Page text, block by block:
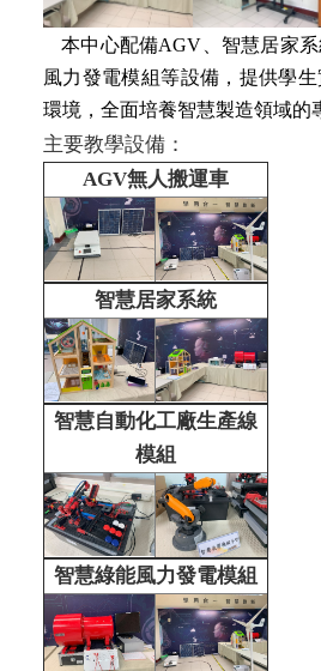
本中心配備AGV 、智慧居家
風力發電模組等設備，提供學
環境，全面培養智慧製造領域的
主要教學設備：
AGV無人搬運車
智慧居家系統
智慧自動化工廠生產線
模組
智慧綠能風力發電模組